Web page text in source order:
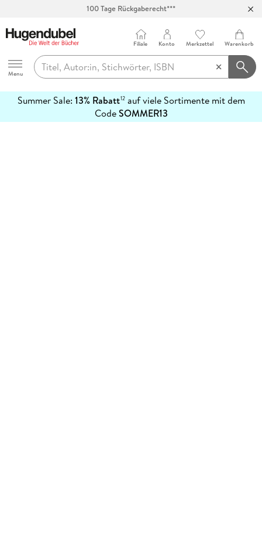
100 Tage Rückgaberecht***
Hugendubel
Menu
Filiale Konto Merkzettel Warenkorb
Summer Sale: 13% Rabatt12auf viele Sortimente mit dem
CodeSOMMER13
erfahren